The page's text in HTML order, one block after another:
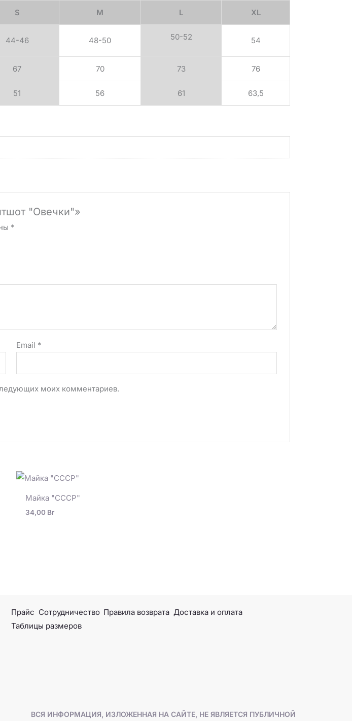
S M L XL
44-46 48-50 50-52 54
67 70 73 76
51 56 61 63,5
"Овечки"»
*
Email *
моих комментариев.
Майка "СССР"
34,00 Br
Прайс Сотрудничество Правила возврата Доставка и оплата
Таблицы размеров
ВСЯ ИНФОРМАЦИЯ, ИЗЛОЖЕННАЯ НА САЙТЕ, НЕ ЯВЛЯЕТСЯ ПУБЛИЧНОЙ